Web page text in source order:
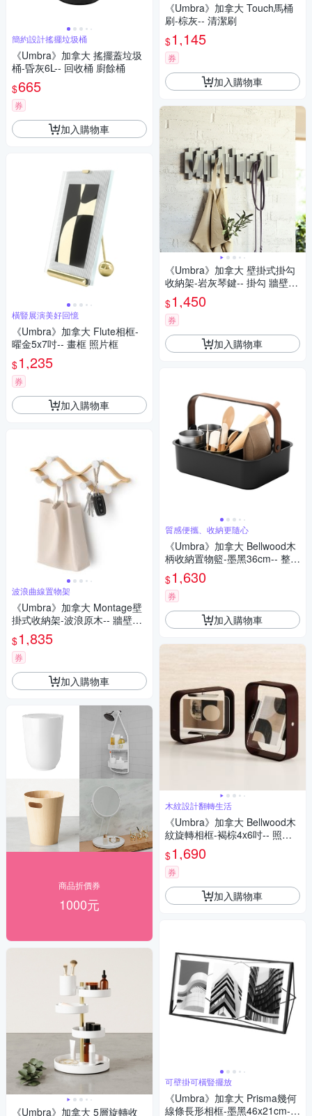
簡約設計搖擺垃圾桶
《Umbra》加拿大 搖擺蓋垃圾
桶-昏灰6L-- 回收桶 廚餘桶
$665
券
加入購物車
橫豎展演美好回憶
《Umbra》加拿大 Flute相框-
曜金5x7吋-- 畫框 照片框
$1,235
券
加入購物車
波浪曲線置物架
《Umbra》加拿大 Montage壁
掛式收納架-波浪原木-- 牆壁掛
勾 質感掛勾
$1,835
券
加入購物車
商品折價券
1000元
《Umbra》加拿大 5層旋轉收
《Umbra》加拿大 Touch馬桶
刷-棕灰-- 清潔刷
$1,145
券
加入購物車
《Umbra》加拿大 壁掛式掛勾
收納架-岩灰琴鍵-- 掛勾 牆壁掛
勾 吊鉤 掛鉤
$1,450
券
加入購物車
質感便攜、收納更隨心
《Umbra》加拿大 Bellwood木
柄收納置物籃-墨黑36cm-- 整理
籃
$1,630
券
加入購物車
木紋設計翻轉生活
《Umbra》加拿大 Bellwood木
紋旋轉相框-褐棕4x6吋-- 照片
框
$1,690
券
加入購物車
可壁掛可橫豎擺放
《Umbra》加拿大 Prisma幾何
線條長形相框-墨黑46x21cm--